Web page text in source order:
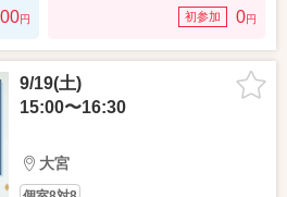
円 初参加 0円
9/19(土)
15:00〜16:30
大宮